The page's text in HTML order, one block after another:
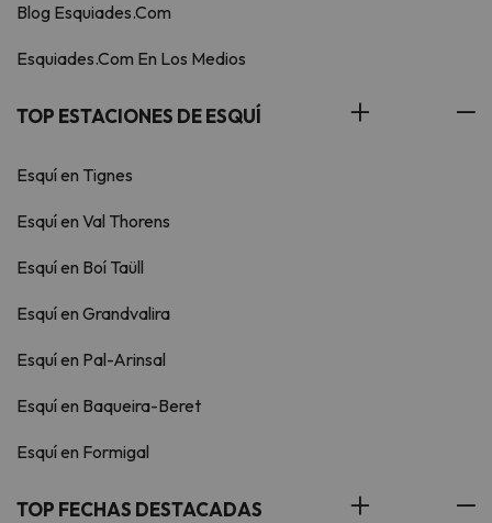
Blog Esquiades.Com
Esquiades.Com En Los Medios
TOP ESTACIONES DE ESQUÍ
Esquí en Tignes
Esquí en Val Thorens
Esquí en Boí Taüll
Esquí en Grandvalira
Esquí en Pal-Arinsal
Esquí en Baqueira-Beret
Esquí en Formigal
TOP FECHAS DESTACADAS